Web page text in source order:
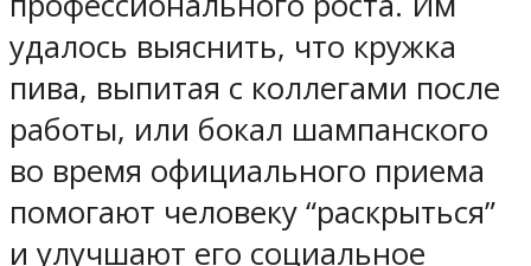
удалось выяснить, что кружка
пива, выпитая с коллегами после
работы, или бокал шампанского
во время официального приема
помогают человеку “раскрыться”
и улучшают его социальное